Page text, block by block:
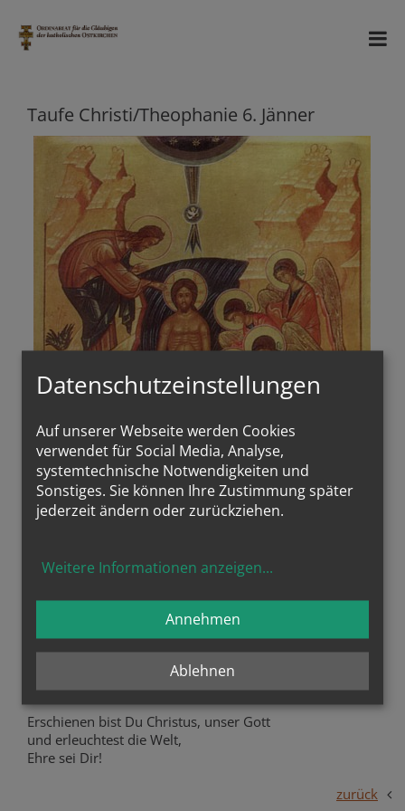
Taufe Christi/Theophanie 6. Jänner
Im Jordan wirst Du, Herr, getaufet
und offenbar wird die Anbetung der Dreifaltigkeit.
Des Vaters Stimme dich bezeuget,
und der Geist in Gestalt einer Taube
Erschienen bist Du Christus, unser Gott
und erleuchtest die Welt,
Ehre sei Dir!
zurück
Datenschutzeinstellungen
Auf unserer Webseite werden Cookies
verwendet für Social Media, Analyse,
systemtechnische Notwendigkeiten und
Sonstiges. Sie können Ihre Zustimmung später
jederzeit ändern oder zurückziehen.
Weitere Informationen anzeigen...
Ablehnen
Annehmen